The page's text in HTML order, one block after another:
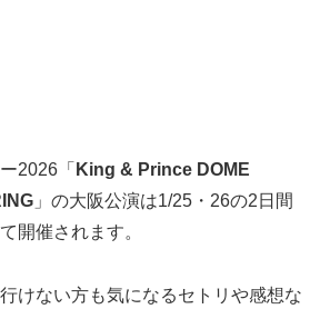
2026「 King & Prince DOME
」の大阪公演は1/25・26の2日間
開催されます。
けない方も気になるセトリや感想な